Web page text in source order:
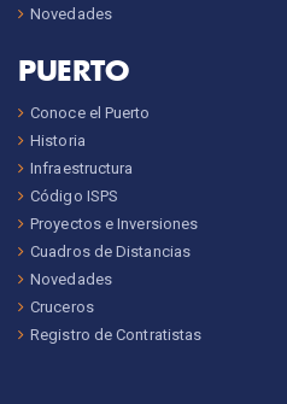
Novedades
PUERTO
Conoce el Puerto
Historia
Infraestructura
Código ISPS
Proyectos e Inversiones
Cuadros de Distancias
Novedades
Cruceros
Registro de Contratistas